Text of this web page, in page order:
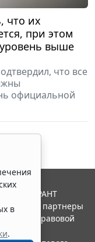
что их
при этом
выше
что все
официальной
в
.
ГАРАНТ
и ее партнеры
правовой